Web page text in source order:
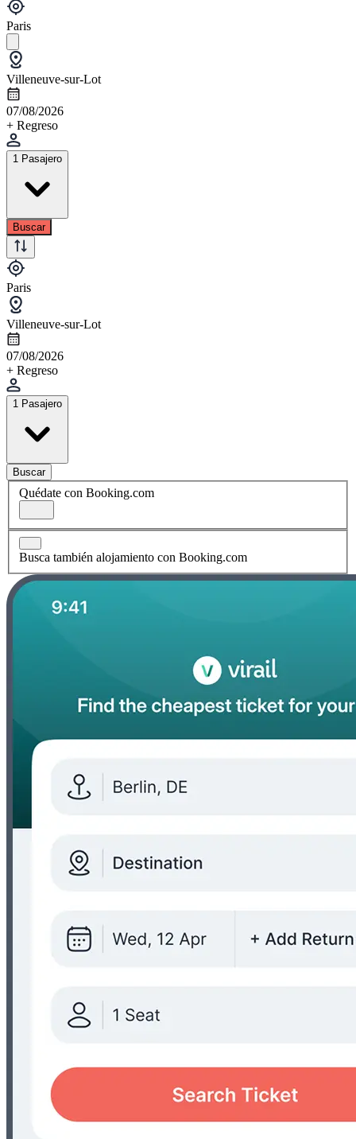
Paris
Villeneuve-sur-Lot
07/08/2026
+ Regreso
1 Pasajero
Buscar
Paris
Villeneuve-sur-Lot
07/08/2026
+ Regreso
1 Pasajero
Buscar
Quédate con Booking.com
Busca también alojamiento con Booking.com